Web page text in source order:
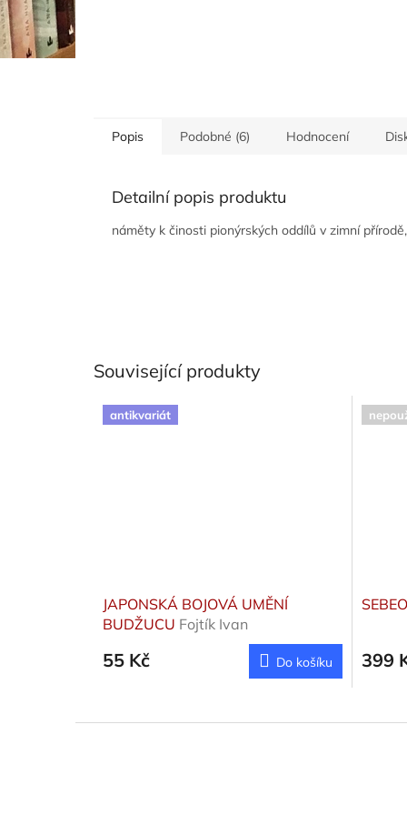
Popis Podobné (6) Hodnocení
Detailní popis produktu
náměty k činosti pionýrských oddílů v zimní
Související produkty
antikvariát
JAPONSKÁ BOJOVÁ UMĚNÍ
BUDŽUCU Fojtík Ivan
55 Kč Do košíku 399